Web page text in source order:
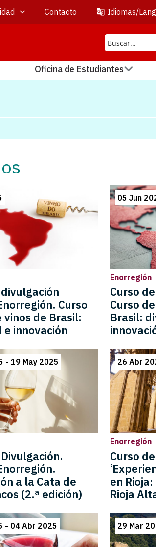
Contacto Idiomas/
Oficina de Estudiantes
Curso
vinos de Brasil:
innovación
05 Jun
Enorregión
Curso
Curso
Brasil:
- 19 May 2025
a la Cata de
(2.ª edición)
26 Abr
Enorregión
Curso
en
Rioja
- 04 Abr 2025 29 Mar